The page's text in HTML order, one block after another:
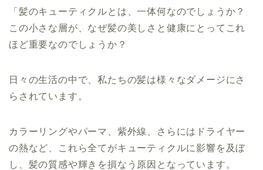
「髪のキューティクルとは、一体何なのでしょうか？
この小さな層が、なぜ髪の美しさと健康にとってこれ
ほど重要なのでしょうか？
日々の生活の中で、私たちの髪は様々なダメージにさ
らされています。
カラーリングやパーマ、紫外線、さらにはドライヤー
の熱など、これら全てがキューティクルに影響を及ぼ
し、髪の質感や輝きを損なう原因となっています。